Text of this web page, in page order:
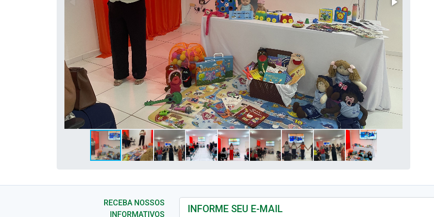
RECEBA NOSSOS
INFORMATIVOS